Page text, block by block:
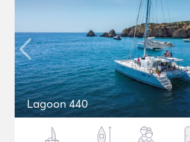
Lagoon 440